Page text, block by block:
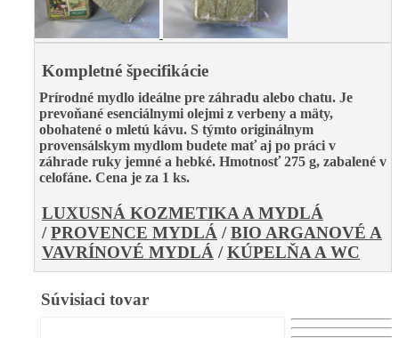
Kompletné špecifikácie
Prírodné mydlo ideálne pre záhradu alebo chatu. Je
prevoňané esenciálnymi olejmi z verbeny a mäty,
obohatené o mletú kávu. S týmto originálnym
provensálskym mydlom budete mať aj po práci v
záhrade ruky jemné a hebké. Hmotnosť 275 g, zabalené v
celofáne. Cena je za 1 ks.
LUXUSNÁ KOZMETIKA A MYDLÁ
/PROVENCE MYDLÁ /BIO ARGANOVÉ A
VAVRÍNOVÉ MYDLÁ /KÚPELŇA A WC
Súvisiaci tovar